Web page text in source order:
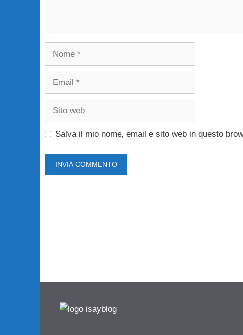
Nome
Email
Sito
Salva il mio nome, email e sito web in questo